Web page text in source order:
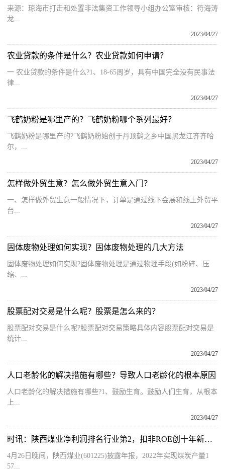
来源：琼海市打击和处置非法集资工作领导小组办公室审核：符海涛
龙...
2023/04/27
农业贷款的条件是什么？农业贷款如何申请？
一 农业贷款的条件是什么?1、18-65周岁，具有中国完全没有民事法
律...
2023/04/27
飞鹤奶粉是哪里产的？飞鹤奶粉哪个系列最好？
飞鹤奶粉是哪里产的?飞鹤奶粉始创于丹顶鹤之乡中国黑龙江齐齐哈
尔，...
2023/04/27
怎样做外贸生意？怎么做外贸生意入门？
一、怎样做外贸生意一般情况下，订单是通过线下会展和线上外贸平
台...
2023/04/27
固体废物处理如何实现？固体废物处理的几大方法
固体废物处理如何实现?固体废物处理是通过物理手段(如粉碎、压
缩、...
2023/04/27
股票配对交易是什么呢？股票是怎么来的？
股票配对交易是什么呢?股票配对交易策略具体内容股票配对交易是
统计...
2023/04/27
人口老龄化的解决措施有哪些？导致人口老龄化的根本原因
人口老龄化的解决措施有哪些?1、鼓励生育。鼓励人们生育，从根本
上...
2023/04/27
时讯：陕西煤业净利润排名行业第2，扣非ROE创十年新高！派现金额突破200亿元，超过八成A股公司市值
4月26日晚间，陕西煤业(601225)披露年报，2022年实现煤炭产量1
57...